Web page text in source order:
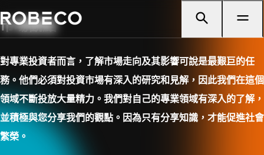
市場觀點
對專業投資者而言，了解市場走向及其影響可說是最艱巨的任
務。他們必須對投資市場有深入的研究和見解，因此我們在這個
領域不斷投放大量精力。我們對自己的專業領域有深入的了解，
並積極與您分享我們的觀點。因為只有分享知識，才能促進社會
繁榮。